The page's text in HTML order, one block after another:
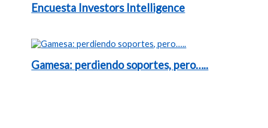
Encuesta Investors Intelligence
Gamesa: perdiendo soportes, pero…..